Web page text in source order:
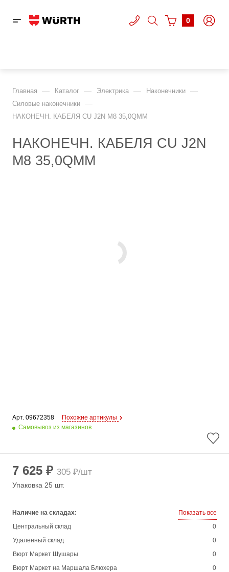
0
Главная — Каталог — Электрика — Наконечники —
Cиловые наконечники —
НАКОНЕЧН. КАБЕЛЯ CU J2N M8 35,0QMM
НАКОНЕЧН. КАБЕЛЯ CU J2N
M8 35,0QMM
Арт. 09672358
Похожие артикулы
Самовывоз из магазинов
7 625 ₽ 305 ₽/шт
Упаковка 25 шт.
Наличие на складах:
Показать все
Центральный склад
0
Удаленный склад
0
Вюрт Маркет Шушары
0
Вюрт Маркет на Маршала Блюхера
0